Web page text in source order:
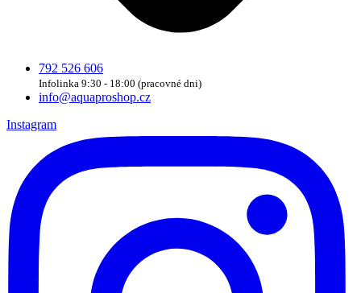
792 526 606
Infolinka 9:30 - 18:00 (pracovné dni)
info@aquaproshop.cz
Instagram